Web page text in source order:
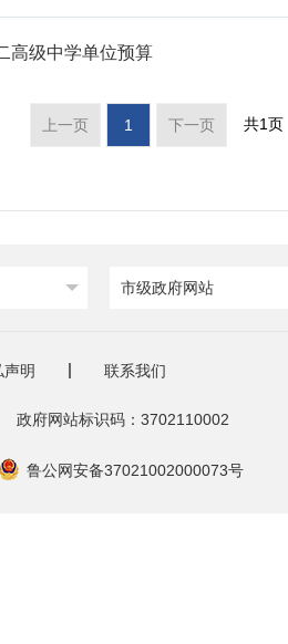
高级中学单位预算
上一页 1 下一页 共1页
市级政府网站
声明 联系我们
政府网站标识码：3702110002
鲁公网安备37021002000073号